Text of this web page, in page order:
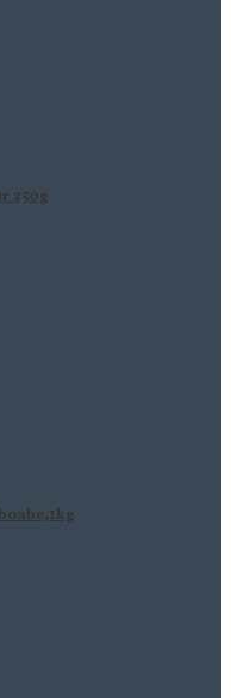
250g